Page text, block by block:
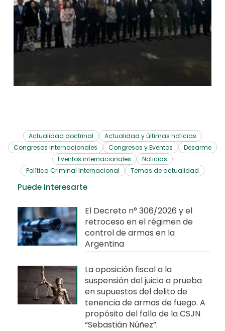
Actualidad doctrinal
Actualidad y últimas noticias
Congresos internacionales
Congresos y Eventos
Desarme
Eventos internacionales
Noticias
Política Criminal Internacional
Temas de actualidad
Puede interesarte
El Decreto n° 306/2026 y el
retroceso en el régimen de
control de armas en la
Argentina
La oposición fiscal a la
suspensión del juicio a prueba
en supuestos del delito de
tenencia de armas de fuego. A
propósito del fallo de la CSJN
“Sebastián Núñez”.